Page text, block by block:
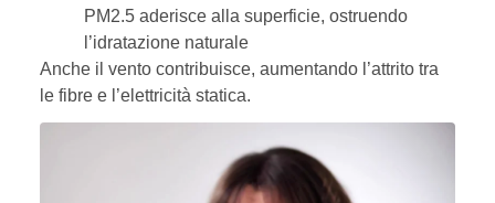
PM2.5 aderisce alla superficie, ostruendo
l’idratazione naturale
Anche il vento contribuisce, aumentando l’attrito tra
le fibre e l’elettricità statica.